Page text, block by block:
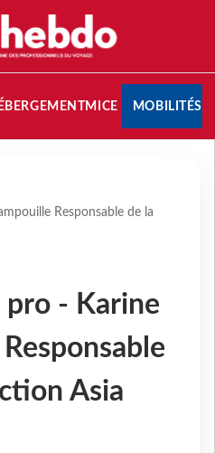
MICE MOBILITÉS
Responsable de la
pro - Karine
Asia